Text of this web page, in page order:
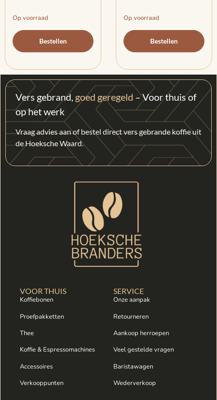
Op voorraad
Bestellen
Op voorraad
Bestellen
Vers gebrand, goed geregeld – Voor thuis of
op het werk
Vraag advies aan of bestel direct vers gebrande koffie uit
de Hoeksche Waard.
VOOR THUIS
Koffiebonen
Proefpakketten
Thee
Koffie & Espressomachines
Accessoires
Verkooppunten
SERVICE
Onze aanpak
Retourneren
Aankoop herroepen
Veel gestelde vragen
Baristawagen
Wederverkoop